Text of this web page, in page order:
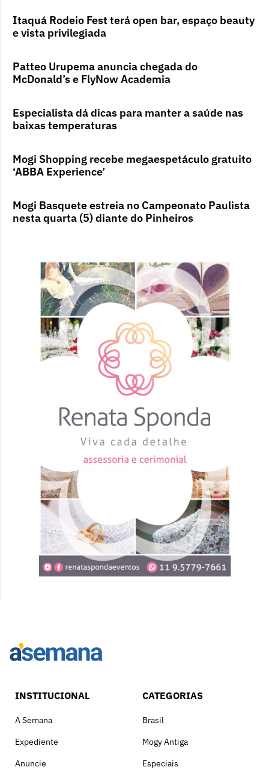
Itaquá Rodeio Fest terá open bar, espaço beauty
e vista privilegiada
Patteo Urupema anuncia chegada do
McDonald’s e FlyNow Academia
Especialista dá dicas para manter a saúde nas
baixas temperaturas
Mogi Shopping recebe megaespetáculo gratuito
‘ABBA Experience’
Mogi Basquete estreia no Campeonato Paulista
nesta quarta (5) diante do Pinheiros
INSTITUCIONAL
A Semana
Expediente
Anuncie
CATEGORIAS
Brasil
Mogy Antiga
Especiais